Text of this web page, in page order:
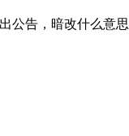
公告，暗改什么意